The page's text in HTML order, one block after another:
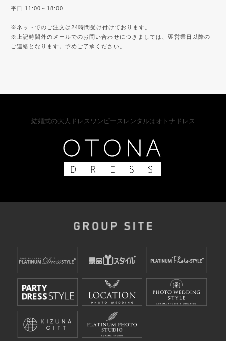
平日 11:00～18:00
※ネットでのご注文は24時間受け付けております。
※上記時間外のメールでのお問い合わせにつきましては、翌営業日以降の
ご連絡となります。予めご了承ください。
結婚式の大人ドレスワンピースレンタルはオトナドレス